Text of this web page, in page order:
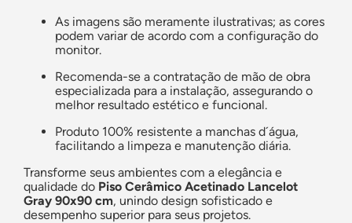
As imagens são meramente ilustrativas; as cores
podem variar de acordo com a configuração do
monitor.
Recomenda-se a contratação de mão de obra
especializada para a instalação, assegurando o
melhor resultado estético e funcional.
Produto 100% resistente a manchas d´água,
facilitando a limpeza e manutenção diária.
Transforme seus ambientes com a elegância e
qualidade do Piso Cerâmico Acetinado Lancelot
Gray 90x90 cm, unindo design sofisticado e
desempenho superior para seus projetos.